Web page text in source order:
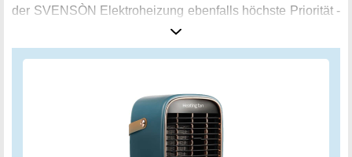
der SVENSÒN Elektroheizung ebenfalls höchste Priorität -
der integrierte Kipp-Abschaltungsschutz sorgt dafür, dass
das Gerät sofort abgeschaltet wird, falls es versehentlich
Energieverbrauch, was die Elektroheizung zu einem
umweltbewussten und geldsparenden Gerät macht. Und
das Beste? Die Elektroheizung ist tragbar und lässt sich